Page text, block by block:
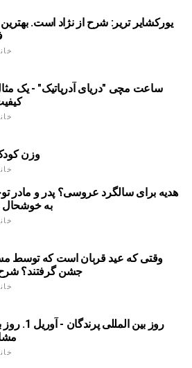
یورکشایر تریر: شرح از نژاد است.
ساعت مچی "دریای آدریاتیک" - یک
وزن
هدیه برای سالگرد عروسی؟ پدر و مادر
به خوشحال
وقتی که عید قربان است که توسط
جشن گرفتند؟
روز بین المللی